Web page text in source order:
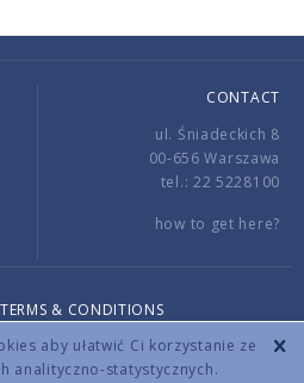
aby ułatwić Ci korzystanie ze
analityczno-statystycznych.
CONTACT
ul. Śniadeckich 8
00-656 Warszawa
tel.: 22 5228100
how to get here?
TERMS & CONDITIONS
IMPAN. All rights reserved.